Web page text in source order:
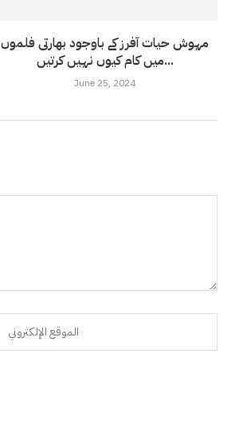
مہوش حیات آفرز کے باوجود بھارتی فلموں
میں کام کیوں نہیں کرتیں...
June 25, 2024